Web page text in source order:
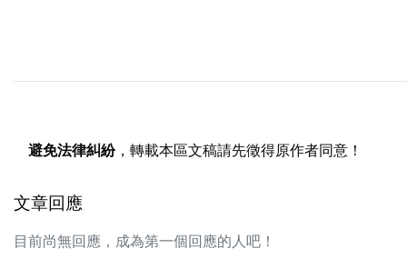
避免法律糾紛，轉載本區文稿請先徵得原作者同意！
文章回應
目前尚無回應，成為第一個回應的人吧！